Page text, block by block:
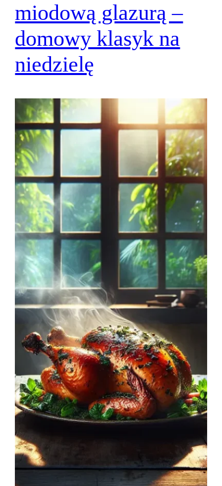
miodową glazurą –
domowy klasyk na
niedzielę